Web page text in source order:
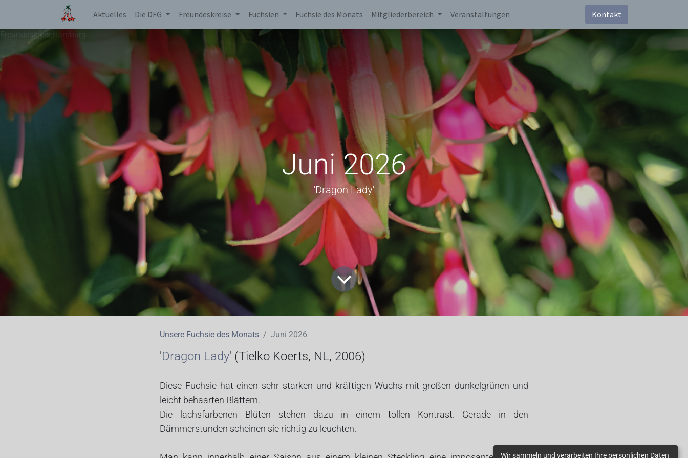
Aktuelles Die DFG Freundeskreise Fuchsien Fuchsie des Monats Mitgliederbereich Veranstaltungen Kontakt
Freundeskreis Hamburg
Juni 2026
'Dragon Lady'
Unsere Fuchsie des Monats Juni 2026
'Dragon Lady' (Tielko Koerts, NL, 2006)
Diese Fuchsie hat einen sehr starken und kräftigen Wuchs mit großen dunkelgrünen und
leicht behaarten Blättern.
Die lachsfarbenen Blüten stehen dazu in einem tollen Kontrast. Gerade in den
Dämmerstunden scheinen sie richtig zu leuchten.
Wir sammeln und verarbeiten Ihre persönlichen Daten